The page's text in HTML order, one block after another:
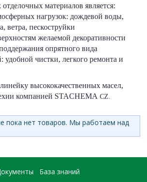
материалов является:
нагрузок: дождевой воды,
ветра, пескоструйки
желаемой декоративности
опрятного вида
удобной чистки, легкого ремонта и
высококачественных масел,
компанией STACHEMA CZ.
пока нет товаров. Мы работаем над
База знаний